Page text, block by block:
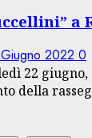
a
2022 0
22
della